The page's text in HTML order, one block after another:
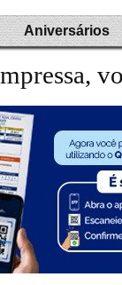
Aniversários